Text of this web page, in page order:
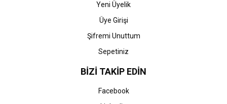
Yeni Üyelik
Üye Girişi
Şifremi Unuttum
Sepetiniz
BİZİ TAKİP EDİN
Facebook